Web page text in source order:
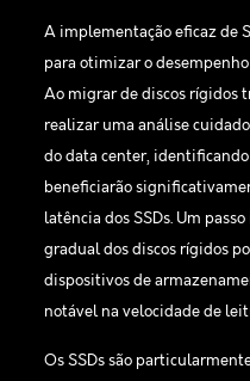
A implementação eficaz de
para otimizar o
Ao migrar de discos rígidos
realizar uma análise
do data center,
beneficiarão
latência dos SSDs. Um
gradual dos discos rígidos
dispositivos de
notável na velocidade de
Os SSDs são